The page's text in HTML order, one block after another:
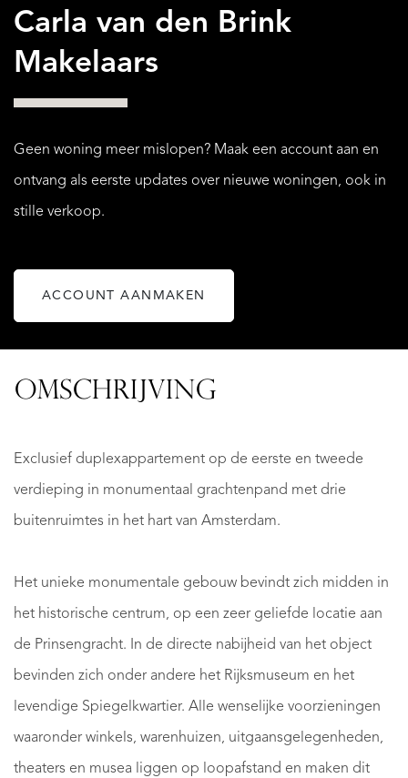
Carla van den Brink
Makelaars
Geen woning meer mislopen? Maak een account aan en
ontvang als eerste updates over nieuwe woningen, ook in
stille verkoop.
ACCOUNT AANMAKEN
OMSCHRIJVING
Exclusief duplexappartement op de eerste en tweede
verdieping in monumentaal grachtenpand met drie
buitenruimtes in het hart van Amsterdam.
Het unieke monumentale gebouw bevindt zich midden in
het historische centrum, op een zeer geliefde locatie aan
de Prinsengracht. In de directe nabijheid van het object
bevinden zich onder andere het Rijksmuseum en het
levendige Spiegelkwartier. Alle wenselijke voorzieningen
waaronder winkels, warenhuizen, uitgaansgelegenheden,
theaters en musea liggen op loopafstand en maken dit